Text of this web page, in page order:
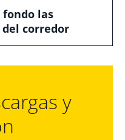
fondo las
corredor
y